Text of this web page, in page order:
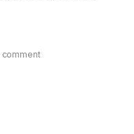
comment